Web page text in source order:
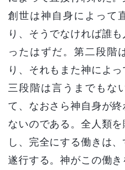
創世は神自身によって
り、そうでなければ誰
ったはずだ。第二段階
り、それもまた神によ
三段階は言うまでもな
て、なおさら神自身が
ないのである。全人類
し、完全にする働きは
遂行する。神がこの働